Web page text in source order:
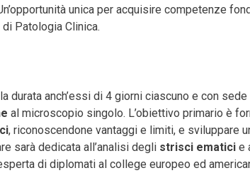
unica per acquisire competenze
Patologia Clinica.
durata anch’essi di 4 giorni ciascuno e con
al microscopio singolo. L’obiettivo primario è
, riconoscendone vantaggi e limiti, e sviluppare
sarà dedicata all’analisi degli strisci ematici e
di diplomati al college europeo ed